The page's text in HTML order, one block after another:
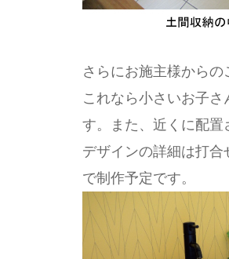
さらにお施主様から
これなら小さいお子
す。また、近くに配
デザインの詳細は打
で制作予定です。